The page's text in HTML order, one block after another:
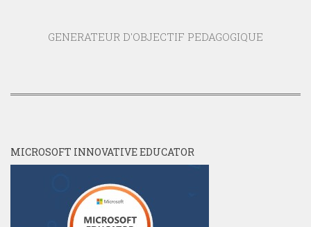
GENERATEUR D'OBJECTIF PEDAGOGIQUE
MICROSOFT INNOVATIVE EDUCATOR